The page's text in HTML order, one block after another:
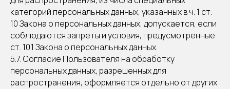
категорий персональных данных, указанных в ч. 1 ст.
10 Закона о персональных данных, допускается, если
соблюдаются запреты и условия, предусмотренные
ст. 10.1 Закона о персональных данных.
5.7. Согласие Пользователя на обработку
персональных данных, разрешенных для
распространения, оформляется отдельно от других